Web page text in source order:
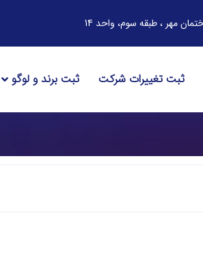
ثبت تغییرات شرکت ثبت برند و لوگو